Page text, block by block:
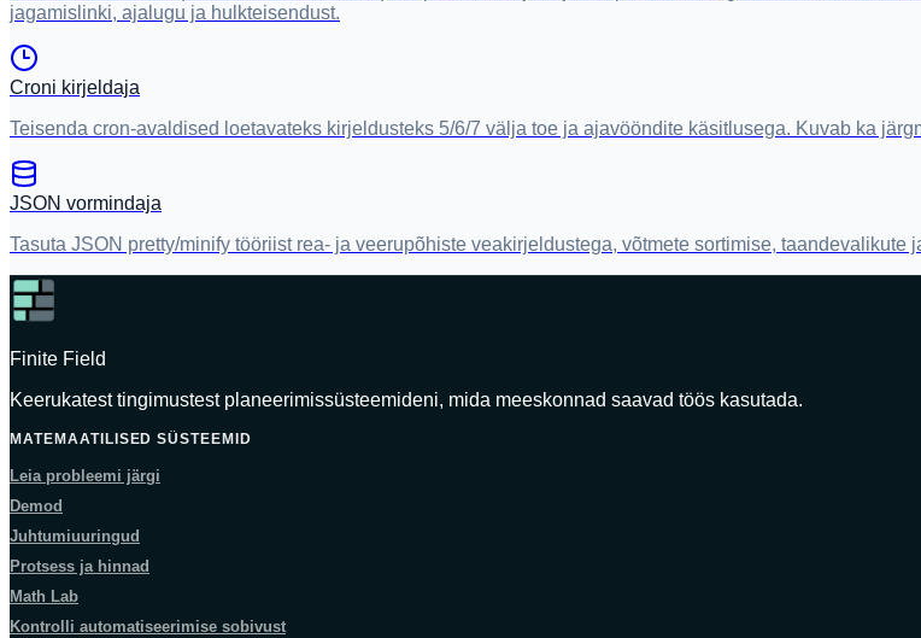
jagamislinki, ajalugu ja hulkteisendust.
Croni kirjeldaja
Teisenda cron-avaldised loetavateks kirjeldusteks 5/6/7 välja toe ja ajavööndite käsitlusega. Kuvab ka
JSON vormindaja
Tasuta JSON pretty/minify tööriist rea- ja veerupõhiste veakirjeldustega, võtmete sortimise,
Finite Field
Keerukatest tingimustest planeerimissüsteemideni, mida meeskonnad saavad töös kasutada.
MATEMAATILISED SÜSTEEMID
Leia probleemi järgi
Demod
Juhtumiuuringud
Protsess ja hinnad
Math Lab
Kontrolli automatiseerimise sobivust